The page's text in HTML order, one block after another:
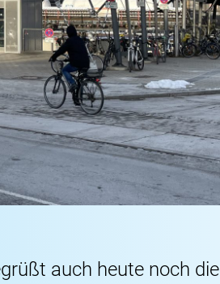
auch heute noch die